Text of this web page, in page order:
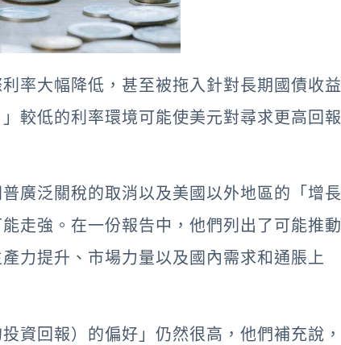
率大幅降低，甚至被拖入針對長期國債收益
較低的利率環境可能使美元對尋求更高回報
廣泛關稅的取消以及美國以外地區的「增長
走強。在一份報告中，他們列出了可能推動
力提升、市場力量以及國內需求和通脹上
資回報）的偏好」仍然很高，他們補充說，